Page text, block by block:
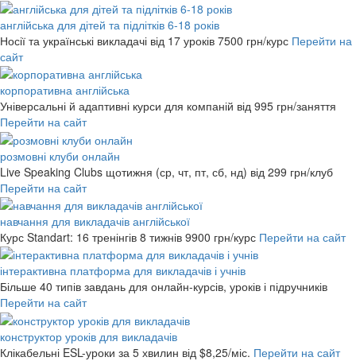
англійська для дітей та підлітків 6-18 років
Носії та українські викладачі від 17 уроків 7500 грн/курс Перейти на
сайт
корпоративна англійська
Універсальні й адаптивні курси для компаній від 995 грн/заняття
Перейти на сайт
розмовні клуби онлайн
Live Speaking Clubs щотижня (ср, чт, пт, сб, нд) від 299 грн/клуб
Перейти на сайт
навчання для викладачів англійської
Курс Standart: 16 тренінгів 8 тижнів 9900 грн/курс Перейти на сайт
інтерактивна платформа для викладачів і учнів
Більше 40 типів завдань для онлайн-курсів, уроків і підручників
Перейти на сайт
конструктор уроків для викладачів
Клікабельні ESL-уроки за 5 хвилин від $8,25/міс. Перейти на сайт